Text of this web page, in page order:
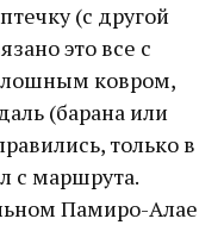
(с другой
это все с
ковром,
(барана или
только в
с маршрута.
Памиро-Алае